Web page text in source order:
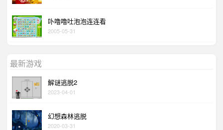
卟噜噜吐泡泡连连看
2005-05-31
最新游戏
解谜逃脱2
2023-04-01
幻想森林逃脱
2020-03-31